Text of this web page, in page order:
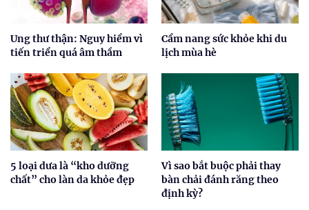
Ung thư thận: Nguy hiểm vì
tiến triển quá âm thầm
Cẩm nang sức khỏe khi du
lịch mùa hè
5 loại dưa là “kho dưỡng
chất” cho làn da khỏe đẹp
Vì sao bắt buộc phải thay
bàn chải đánh răng theo
định kỳ?